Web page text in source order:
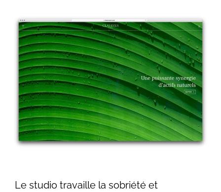
Le studio travaille la sobriété et